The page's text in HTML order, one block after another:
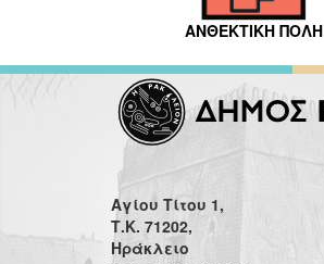
ΑΝΘΕΚΤΙΚΗ ΠΟΛΗ
Αγίου Τίτου 1,
Τ.Κ. 71202,
Ηράκλειο